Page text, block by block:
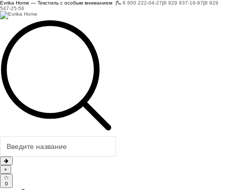
Evrika Home — Текстиль с особым вниманием | 8 800 222-04-27|8 929 937-16-97|8 929
547-25-56
×
0